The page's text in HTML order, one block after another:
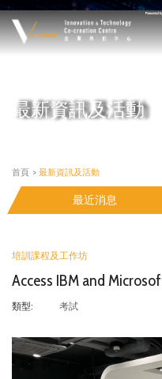
最新資訊及活動
首頁 > 最新資訊及活動
最近消息
培訓課程及工作坊
Access IBM and
類型: 考試